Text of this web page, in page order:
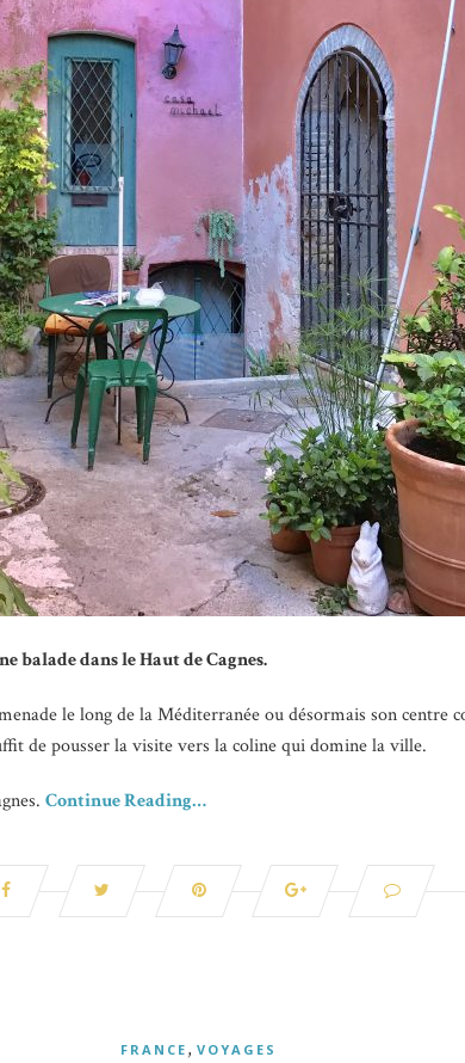
balade dans le Haut de Cagnes.
le long de la Méditerranée ou désormais son centre
de pousser la visite vers la coline qui domine la ville.
Continue Reading…
FRANCE , VOYAGES